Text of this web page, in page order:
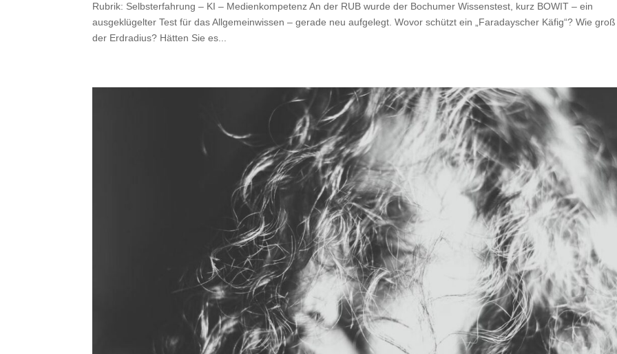
Rubrik: Selbsterfahrung – KI – Medienkompetenz An der RUB wurde der Bochumer Wissenstest, kurz BOWIT – ein
ausgeklügelter Test für das Allgemeinwissen – gerade neu aufgelegt. Wovor schützt ein „Faradayscher Käfig“? Wie
der Erdradius? Hätten Sie es...